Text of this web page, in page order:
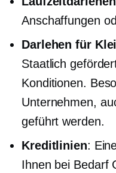
Anschaffungen
Darlehen für
Staatlich
Konditionen.
Unternehmen,
geführt werden.
Kreditlinien:
Ihnen bei Bedarf